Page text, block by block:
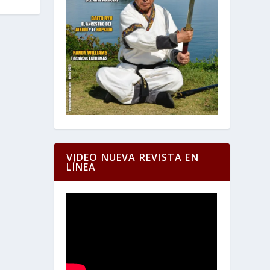
VIDEO NUEVA REVISTA EN
LÍNEA